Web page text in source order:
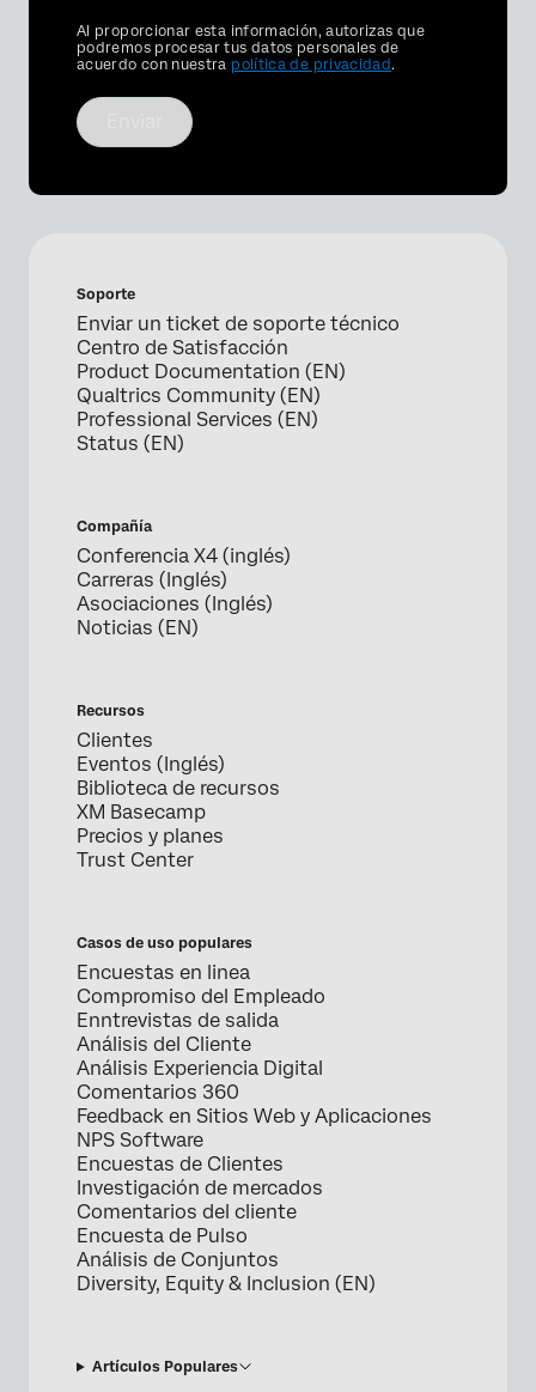
Privacy
Optin
Al proporcionar esta información, autorizas que
podremos procesar tus datos personales de
acuerdo con nuestra política de privacidad.
Soporte
Enviar un ticket de soporte técnico
Centro de Satisfacción
Product Documentation (EN)
Qualtrics Community (EN)
Professional Services (EN)
Status (EN)
Compañía
Conferencia X4 (inglés)
Carreras (Inglés)
Asociaciones (Inglés)
Noticias (EN)
Recursos
Clientes
Eventos (Inglés)
Biblioteca de recursos
XM Basecamp
Precios y planes
Trust Center
Casos de uso populares
Encuestas en linea
Compromiso del Empleado
Enntrevistas de salida
Análisis del Cliente
Análisis Experiencia Digital
Comentarios 360
Feedback en Sitios Web y Aplicaciones
NPS Software
Encuestas de Clientes
Investigación de mercados
Comentarios del cliente
Encuesta de Pulso
Análisis de Conjuntos
Diversity, Equity & Inclusion (EN)
Artículos Populares